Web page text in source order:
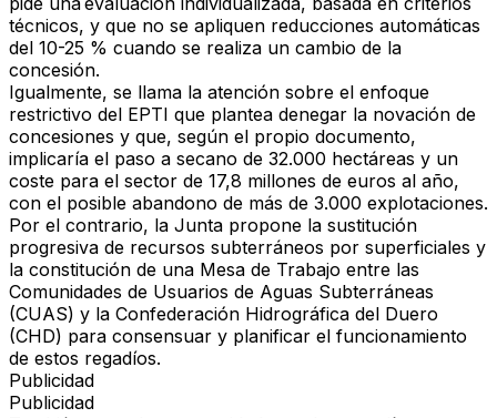
técnicos, y que no se apliquen reducciones automáticas
del 10-25 % cuando se realiza un cambio de la
concesión.
Igualmente, se llama la atención sobre el enfoque
restrictivo del EPTI que plantea denegar la novación de
concesiones y que, según el propio documento,
implicaría el paso a secano de 32.000 hectáreas y un
coste para el sector de 17,8 millones de euros al año,
con el posible abandono de más de 3.000 explotaciones.
Por el contrario, la Junta propone la sustitución
progresiva de recursos subterráneos por superficiales y
la constitución de una Mesa de Trabajo entre las
Comunidades de Usuarios de Aguas Subterráneas
(CUAS) y la Confederación Hidrográfica del Duero
(CHD) para consensuar y planificar el funcionamiento
de estos regadíos.
Publicidad
Publicidad